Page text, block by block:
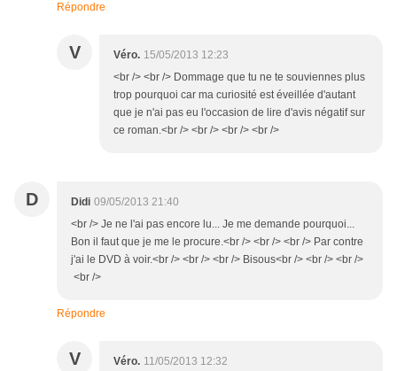
Répondre
V Véro. 15/05/2013 12:23
<br /> <br /> Dommage que tu ne te souviennes plus
trop pourquoi car ma curiosité est éveillée d'autant
que je n'ai pas eu l'occasion de lire d'avis négatif sur
ce roman.<br /> <br /> <br /> <br />
D Didi 09/05/2013 21:40
<br /> Je ne l'ai pas encore lu... Je me demande pourquoi...
Bon il faut que je me le procure.<br /> <br /> <br /> Par contre
j'ai le DVD à voir.<br /> <br /> <br /> Bisous<br /> <br /> <br />
<br />
Répondre
V Véro. 11/05/2013 12:32